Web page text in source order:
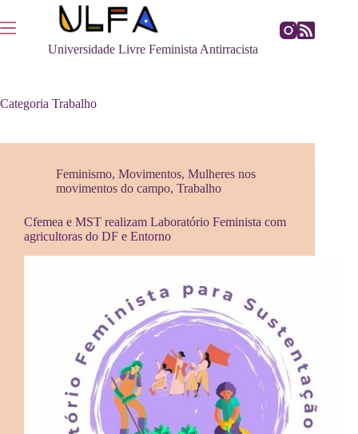
para
o
Universidade Livre Feminista Antirracista
Categoria Trabalho
Feminismo, Movimentos, Mulheres nos
movimentos do campo, Trabalho
Cfemea e MST realizam Laboratório Feminista com
agricultoras do DF e Entorno